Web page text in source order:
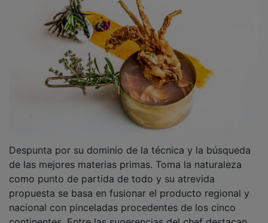
Despunta por su dominio de la técnica y la búsqueda
de las mejores materias primas. Toma la naturaleza
como punto de partida de todo y su atrevida
propuesta se basa en fusionar el producto regional y
nacional con pinceladas procedentes de los cinco